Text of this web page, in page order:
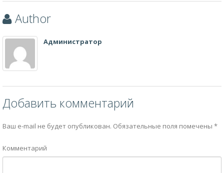
Author
Администратор
Добавить комментарий
Ваш e-mail не будет опубликован. Обязательные поля помечены *
Комментарий